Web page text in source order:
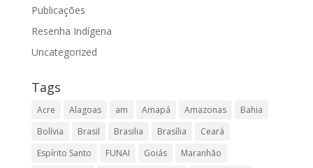
Publicações
Resenha Indígena
Uncategorized
Tags
Acre Alagoas am Amapá Amazonas
Bahia
Bolívia
Brasil Brasilia Brasília
Ceará
Espírito Santo
FUNAI Goiás
Maranhão